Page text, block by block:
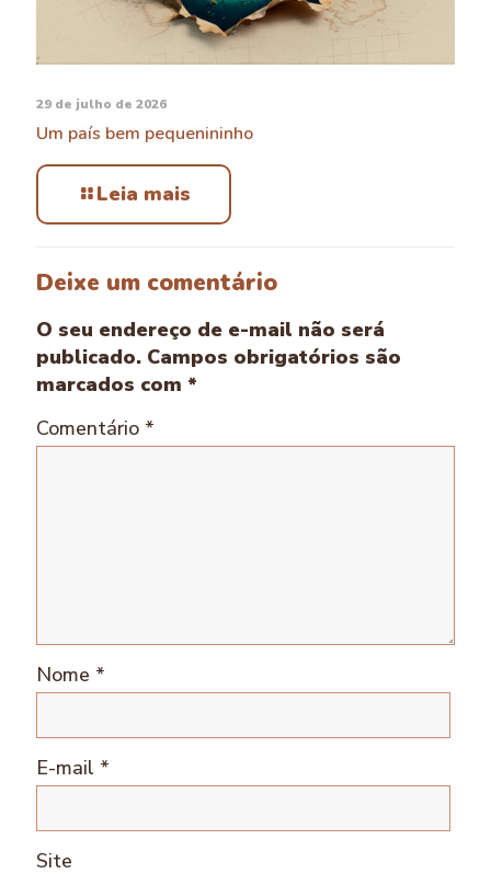
29 de julho de 2026
Um país bem pequenininho
Leia mais
Deixe um comentário
O seu endereço de e-mail não será
publicado. Campos obrigatórios são
marcados com *
Comentário *
Nome *
E-mail *
Site